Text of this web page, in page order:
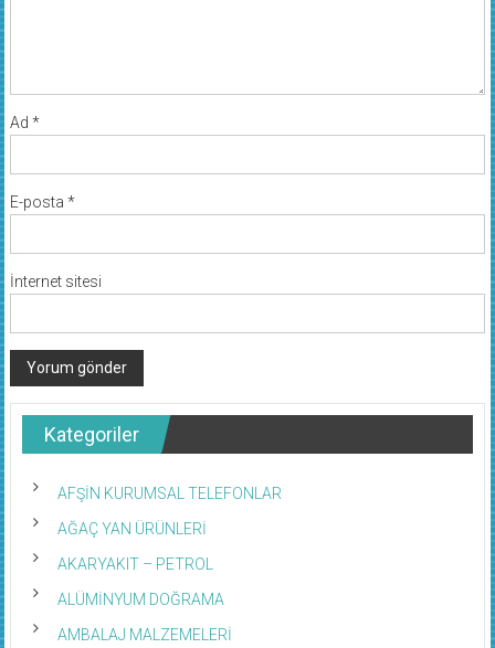
Ad *
E-posta *
İnternet sitesi
Kategoriler
AFŞİN KURUMSAL TELEFONLAR
AĞAÇ YAN ÜRÜNLERİ
AKARYAKIT – PETROL
ALÜMİNYUM DOĞRAMA
AMBALAJ MALZEMELERİ